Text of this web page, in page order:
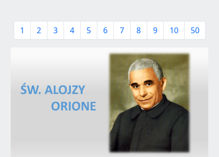
1 2 3 4 5 6 7 8 9 10 50